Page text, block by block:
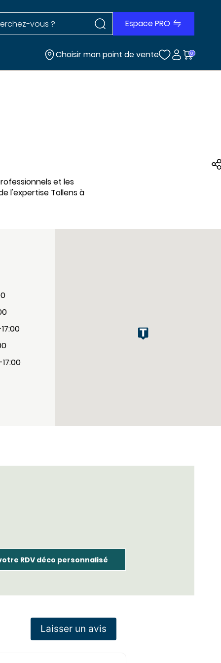
dans le site Rechercher dans le site
Espace PRO
Choisir mon point de vente 0
et les
l'expertise Tollens à
RDV déco personnalisé
Laisser un avis